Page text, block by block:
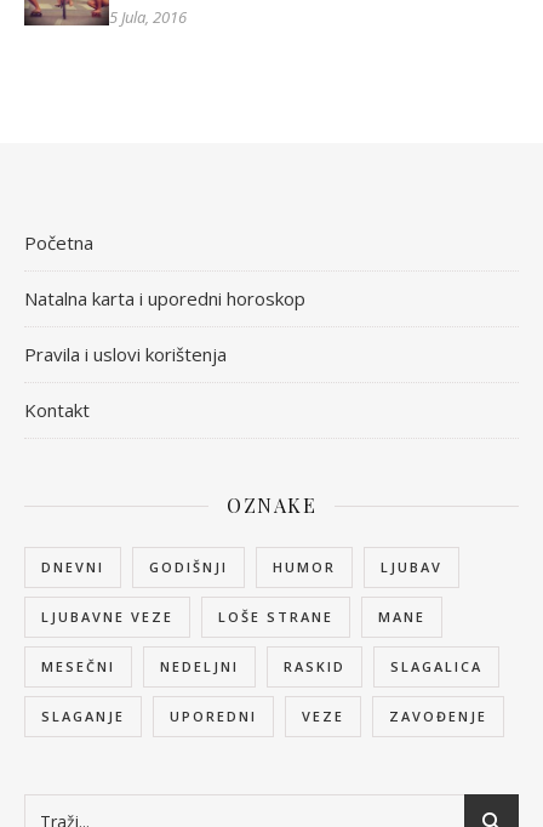
5 Jula, 2016
Početna
Natalna karta i uporedni horoskop
Pravila i uslovi korištenja
Kontakt
OZNAKE
DNEVNI GODIŠNJI HUMOR LJUBAV
LJUBAVNE VEZE LOŠE STRANE MANE
MESEČNI NEDELJNI RASKID SLAGALICA
SLAGANJE UPOREDNI VEZE ZAVOĐENJE